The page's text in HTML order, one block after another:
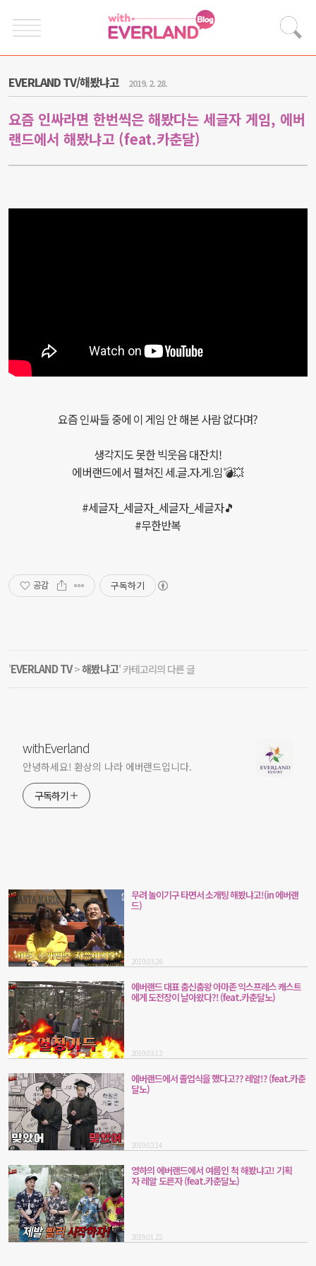
EVERLAND TV/해봤냐고 2019. 2. 28.
요즘 인싸라면 한번씩은 해봤다는 세글자 게임, 에버
랜드에서 해봤냐고 (feat.카춘달)
요즘 인싸들 중에 이 게임 안 해본 사람 없다며?
생각지도 못한 빅웃음 대잔치!
에버랜드에서 펼쳐진 세.글.자.게.임💣💥
#세글자_세글자_세글자_세글자🎵
#무한반복
공감 구독하기
'EVERLAND TV>해봤냐고' 카테고리의 다른 글
withEverland
안녕하세요! 환상의 나라 에버랜드입니다.
구독하기
무려 놀이기구 타면서 소개팅 해봤냐고!(in 에버랜
드)
2019.03.26
에버랜드 대표 춤신춤왕 아마존 익스프레스 캐스트
에게 도전장이 날아왔다?! (feat.카춘달노)
2019.03.12
에버랜드에서 졸업식을 했다고?? 레알!? (feat.카춘
달노)
2019.02.14
영하의 에버랜드에서 여름인 척 해봤냐고! 기획
자 레알 도른자 (feat.카춘달노)
2019.01.22